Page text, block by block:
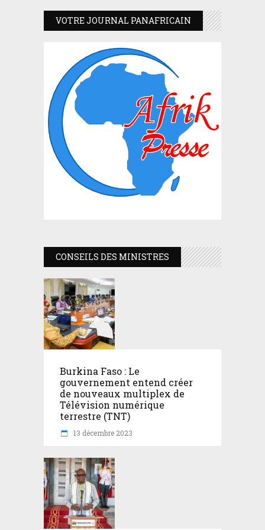
VOTRE JOURNAL PANAFRICAIN
CONSEILS DES MINISTRES
Burkina Faso : Le
gouvernement entend créer
de nouveaux multiplex de
Télévision numérique
terrestre (TNT)
13 décembre 2023